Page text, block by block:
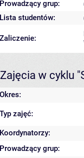
Prowadzący grup:
Lista studentów:
Zaliczenie:
Zajęcia w cyklu
Okres:
Typ zajęć:
Koordynatorzy:
Prowadzący grup: